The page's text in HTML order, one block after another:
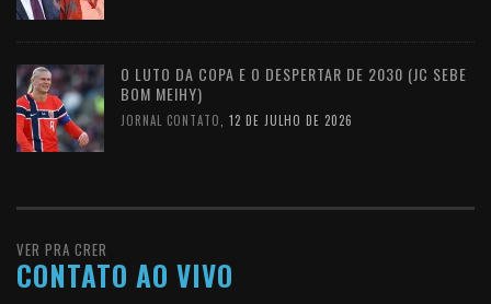
O LUTO DA COPA E O DESPERTAR DE 2030 (JC SEBE
BOM MEIHY)
JORNAL CONTATO 12 DE JULHO DE 2026
VER PRA CRER
CONTATO AO VIVO